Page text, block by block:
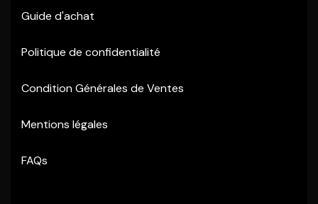
Guide d'achat
Politique de confidentialité
Condition Générales de Ventes
Mentions légales
FAQs